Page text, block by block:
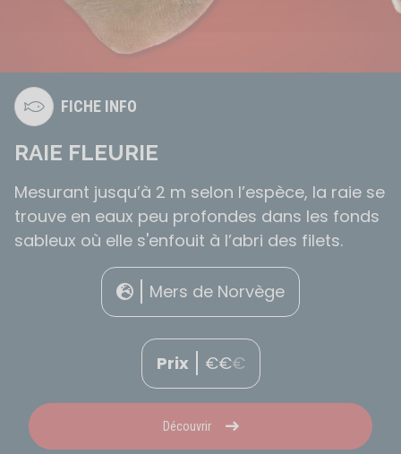
FICHE INFO
RAIE FLEURIE
Mesurant jusqu’à 2 m selon l’espèce, la raie se
trouve en eaux peu profondes dans les fonds
sableux où elle s'enfouit à l’abri des filets.
Mers de Norvège
Prix €€€
Découvrir